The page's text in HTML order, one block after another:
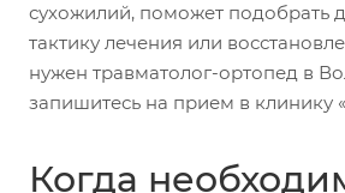
сухожилий, поможет подобрать
тактику лечения или
нужен травматолог-ортопед в
запишитесь на прием в клинику
Когда